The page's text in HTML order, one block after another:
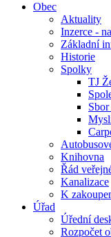
Obec
Aktuality
Inzerce -
Základní
Historie
Spolky
TJ
Knihovna
Řád
Kanalizace
K
Úřad
Úřední
Rozpočet